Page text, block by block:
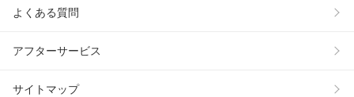
よくある質問
アフターサービス
サイトマップ